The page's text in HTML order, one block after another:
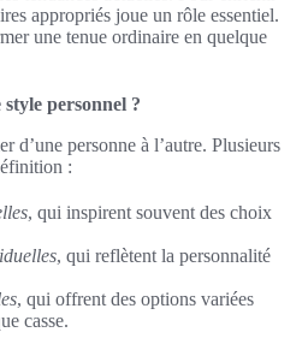
appropriés joue un rôle essentiel.
une tenue ordinaire en quelque
personnel ?
d’une personne à l’autre. Plusieurs
:
, qui inspirent souvent des choix
, qui reflètent la personnalité
, qui offrent des options variées
casse.